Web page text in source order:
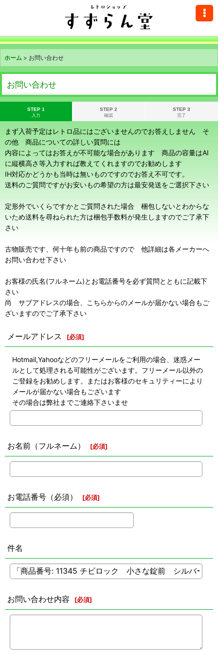
ホーム > お問い合わせ
お問い合わせ
STEP 1
入力
STEP 2
確認
STEP 3
完了
まず入荷予定はレトロ品にはございませんのでお答えしません そ
の他 商品についての詳しい質問には
内容によってはお答えが不可能な場合があります 商品の容量はAI
に縦横高さ等入力すれば教えてくれますのでお勧めします
IH対応かどうかも当時は無いものですのでお答え不可です。
送料のご質問ですがお安いもの希望の方は最安発送をご選択下さい
定形外でいくらですかとご質問された場合 梱包しないとわからな
いため送料を尋ねられた方は梱包手数料が発生しますのでご了承下
さい
古物販売です、何十年も前の商品ですので 他詳細は各メーカーへ
お問い合わせ下さい
お客様の氏名(フルネーム)とお電話番号を必ず質問とともに記載下
さい
尚 サブアドレスの場合、こちらからのメールが届かない場合もご
ざいますのでご了承下さい
メールアドレス [必須]
Hotmail,Yahooなどのフリーメールをご利用の場合、迷惑メー
ルとして処理される可能性がございます。フリーメール以外の
ご登録をお勧めします。またはお客様のセキュリティーにより
メールが届かない場合もございます
その場合は弊社までご連絡下さいませ
お名前（フルネーム） [必須]
お電話番号（必須） [必須]
件名
お問い合わせ内容 [必須]